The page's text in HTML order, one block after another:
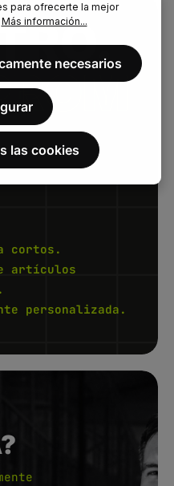
cortos.
artículos
personalizada.
para ofrecerte la mejor
Más información...
necesarios
las cookies